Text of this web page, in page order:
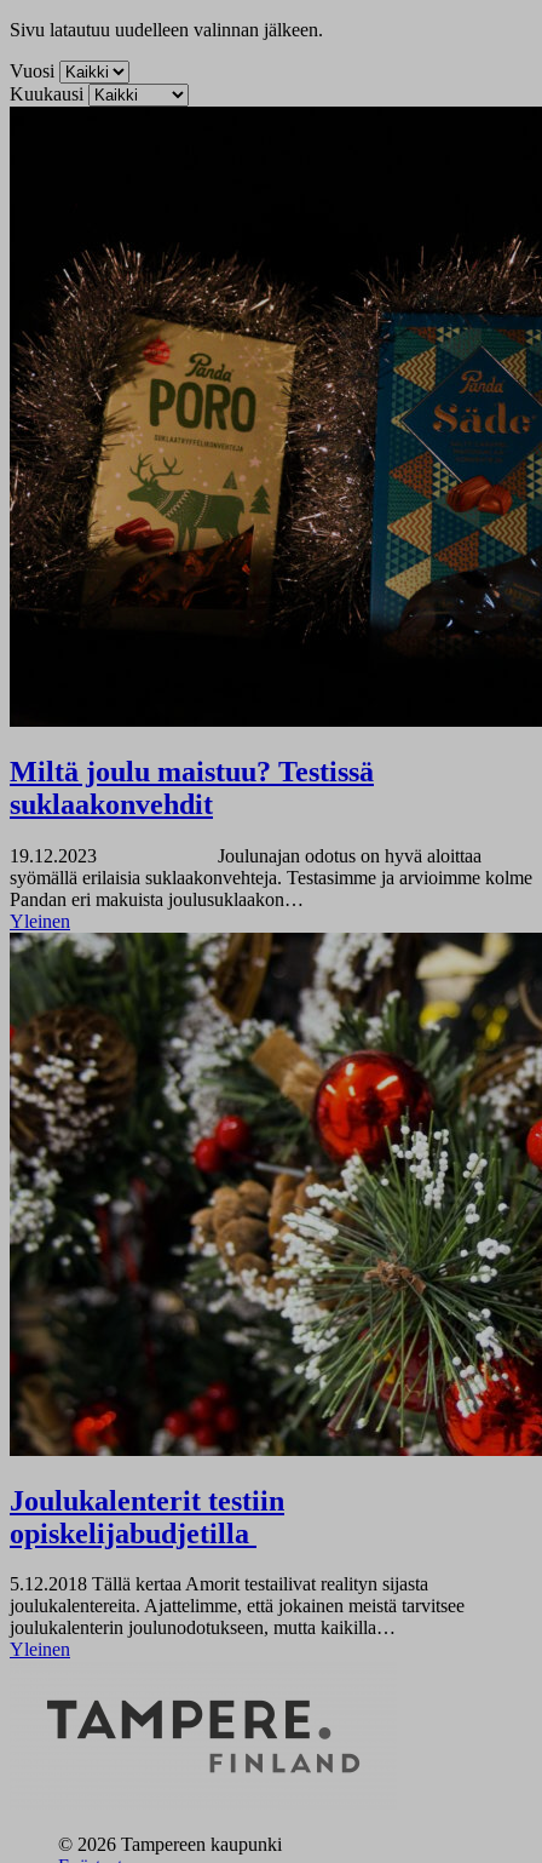
Sivu latautuu uudelleen valinnan jälkeen.
Vuosi
Kuukausi
Miltä joulu maistuu? Testissä
suklaakonvehdit
19.12.2023 Joulunajan odotus on hyvä aloittaa
syömällä erilaisia suklaakonvehteja. Testasimme ja arvioimme kolme
Pandan eri makuista joulusuklaakon…
Yleinen
Joulukalenterit testiin
opiskelijabudjetilla
5.12.2018 Tällä kertaa Amorit testailivat realityn sijasta
joulukalentereita. Ajattelimme, että jokainen meistä tarvitsee
joulukalenterin joulunodotukseen, mutta kaikilla…
Yleinen
© 2026 Tampereen kaupunki